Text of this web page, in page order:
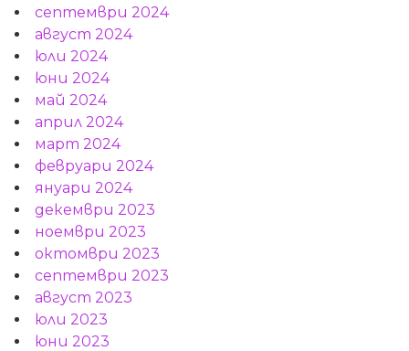
септември 2024
август 2024
юли 2024
юни 2024
май 2024
април 2024
март 2024
февруари 2024
януари 2024
декември 2023
ноември 2023
октомври 2023
септември 2023
август 2023
юли 2023
юни 2023